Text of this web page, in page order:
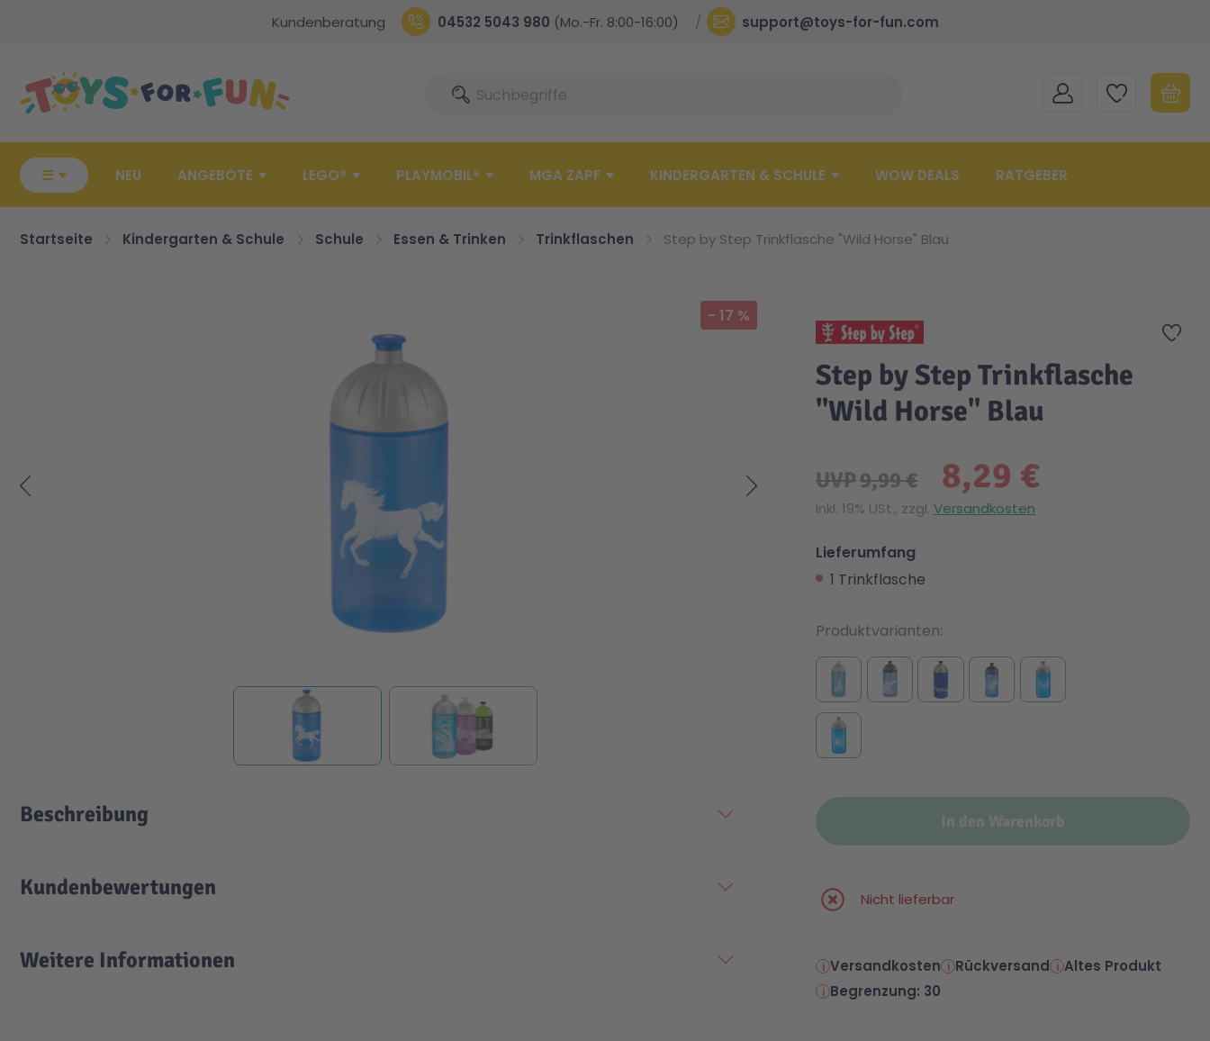
Kundenberatung 04532 5043 980 (Mo.-Fr. 8:00-16:00) support@toys-for-fun.com
SucheSuche MEIN KONTOMEINE WUNSCHLISTE
☰ NEU ANGEBOTE LEGO® PLAYMOBIL® MGA ZAPF KINDERGARTEN & SCHULE WOW DEALS RATGEBER
Startseite Kindergarten & Schule Schule Essen & Trinken Trinkflaschen Step by Step Trinkflasche "Wild Horse" Blau
- 17 %
Zur
Step by Step Trinkflasche
"Wild Horse" Blau
8,29 €
UVP9,99 €
Inkl. 19% USt., zzgl. Versandkosten
Lieferumfang
1 Trinkflasche
In den Warenkorb
Nicht lieferbar
Produktvarianten
Versandkosten Rückversand
Altes Produkt
Begrenzung: 30
Beschreibung
Kundenbewertungen
Weitere Informationen